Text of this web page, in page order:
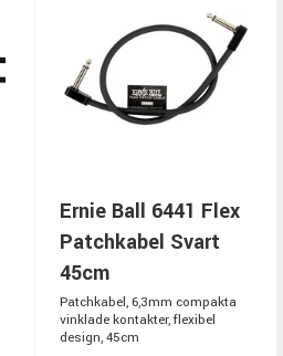
Ernie Ball 6441 Flex
Patchkabel Svart
45cm
Patchkabel, 6,3mm compakta
vinklade kontakter, flexibel
design, 45cm